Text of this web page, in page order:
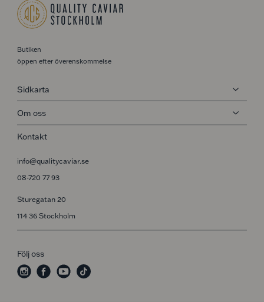
Butiken
öppen efter överenskommelse
Sidkarta
Om oss
Kontakt
info@qualitycaviar.se
08-720 77 93
Sturegatan 20
114 36 Stockholm
Följ oss
i
f
y
t